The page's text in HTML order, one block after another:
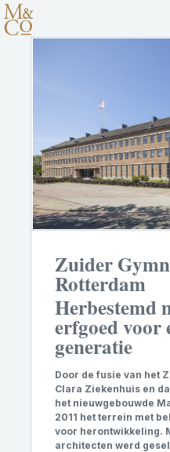
Zuider
Rotterdam
Herbestemd
erfgoed voor
generatie
Door de fusie van het
Clara Ziekenhuis en
het nieuwgebouwde
2011 het terrein met
voor herontwikkeling.
architecten werd